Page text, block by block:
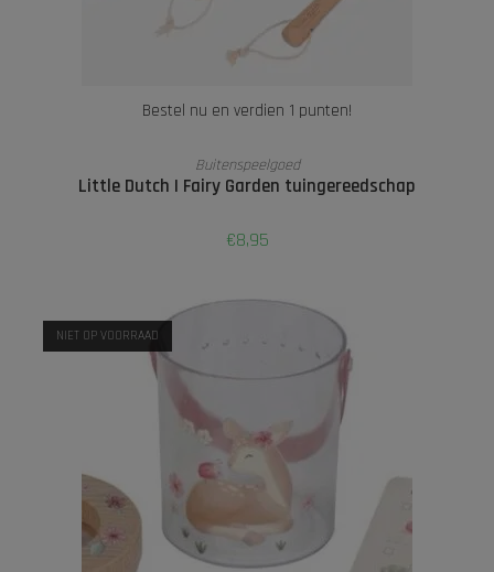
Bestel nu en verdien 1 punten!
TOEVOEGEN AAN WINKELWAGEN
Buitenspeelgoed
Little Dutch | Fairy Garden tuingereedschap
€8,95
NIET OP VOORRAAD